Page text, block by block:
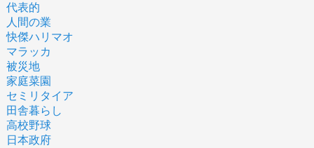
代表的
人間の業
快傑ハリマオ
マラッカ
被災地
家庭菜園
セミリタイア
田舎暮らし
高校野球
日本政府